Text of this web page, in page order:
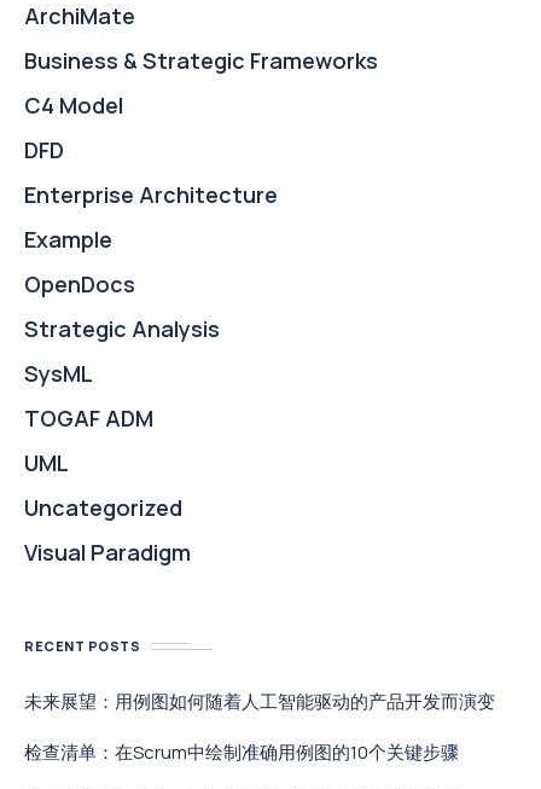
ArchiMate
Business & Strategic Frameworks
C4 Model
DFD
Enterprise Architecture
Example
OpenDocs
Strategic Analysis
SysML
TOGAF ADM
UML
Uncategorized
Visual Paradigm
RECENT POSTS
未来展望：用例图如何随着人工智能驱动的产品开发而演变
检查清单：在Scrum中绘制准确用例图的10个关键步骤